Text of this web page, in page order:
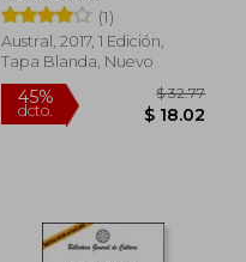
45%
(1)
Austral, 2017, 1 Edición,
Tapa Blanda, Nuevo